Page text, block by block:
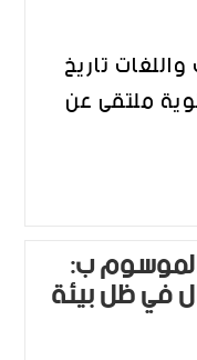
تاريخ
اكتوبر 2023 مطوية ملتقى عن
ب:
في ظل بيئة